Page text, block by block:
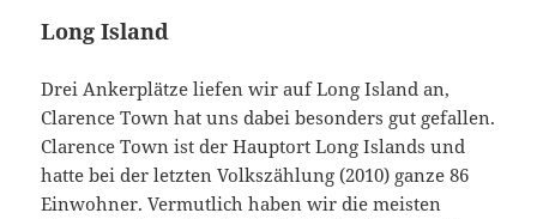
Long Island
Drei Ankerplätze liefen wir auf Long Island an,
Clarence Town hat uns dabei besonders gut gefallen.
Clarence Town ist der Hauptort Long Islands und
hatte bei der letzten Volkszählung (2010) ganze 86
Einwohner. Vermutlich haben wir die meisten